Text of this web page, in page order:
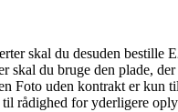
skal du desuden bestille
skal du bruge den plade,
Foto uden kontrakt er kun
rådighed for yderligere